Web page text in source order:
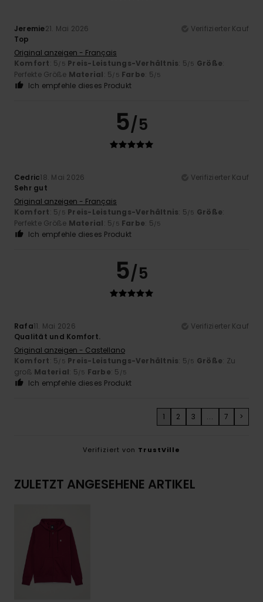
Jeremie21. Mai 2026
Verifizierter Kauf
Top
Original anzeigen - Français
Komfort: 5 /5 Preis-Leistungs-Verhältnis: 5 /5 Größe:
Perfekte Größe Material: 5 /5 Farbe: 5 /5
Ich empfehle dieses Produkt
5/5
Cedric18. Mai 2026
Verifizierter Kauf
Sehr gut
Original anzeigen - Français
Komfort: 5 /5 Preis-Leistungs-Verhältnis: 5 /5 Größe:
Perfekte Größe Material: 5 /5 Farbe: 5 /5
Ich empfehle dieses Produkt
5/5
Rafa11. Mai 2026
Verifizierter Kauf
Qualität und Komfort.
Original anzeigen - Castellano
Komfort: 5 /5 Preis-Leistungs-Verhältnis: 5 /5 Größe: Zu
groß Material: 5 /5 Farbe: 5 /5
Ich empfehle dieses Produkt
1 2 3 ... 7 >
Verifiziert von TrustVille
ZULETZT ANGESEHENE ARTIKEL